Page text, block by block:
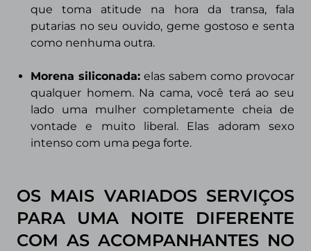
que toma atitude na hora da transa, fala
putarias no seu ouvido, geme gostoso e senta
como nenhuma outra.
Morena siliconada: elas sabem como provocar
qualquer homem. Na cama, você terá ao seu
lado uma mulher completamente cheia de
vontade e muito liberal. Elas adoram sexo
intenso com uma pega forte.
OS MAIS VARIADOS SERVIÇOS
PARA UMA NOITE DIFERENTE
COM AS ACOMPANHANTES NO